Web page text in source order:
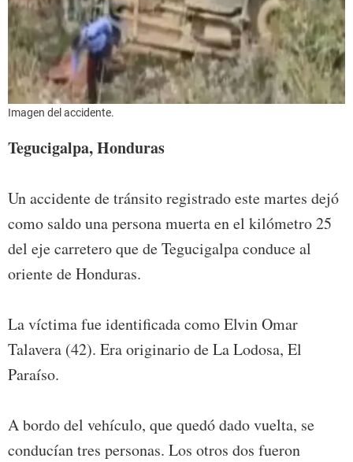
Imagen del accidente.
Tegucigalpa, Honduras
Un accidente de tránsito registrado este martes dejó
como saldo una persona muerta en el kilómetro 25
del eje carretero que de Tegucigalpa conduce al
oriente de Honduras.
La víctima fue identificada como Elvin Omar
Talavera (42). Era originario de La Lodosa, El
Paraíso.
A bordo del vehículo, que quedó dado vuelta, se
conducían tres personas. Los otros dos fueron